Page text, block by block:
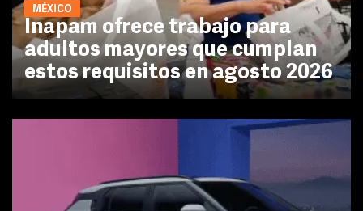
MÉXICO
Inapam ofrece trabajo para
adultos mayores que cumplan
estos requisitos en agosto 2026